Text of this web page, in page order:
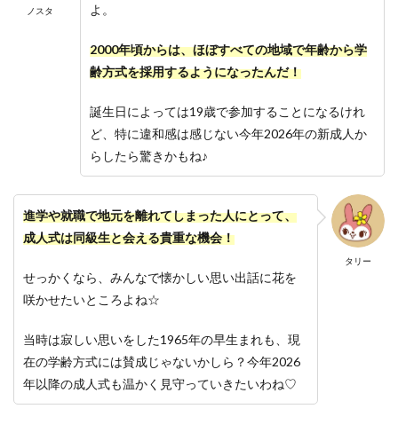
ノスタ
よ。
2000年頃からは、ほぼすべての地域で年齢から学
齢方式を採用するようになったんだ！
誕生日によっては19歳で参加することになるけれ
ど、特に違和感は感じない今年2026年の新成人か
らしたら驚きかもね♪
タリー
進学や就職で地元を離れてしまった人にとって、
成人式は同級生と会える貴重な機会！
せっかくなら、みんなで懐かしい思い出話に花を
咲かせたいところよね☆
当時は寂しい思いをした1965年の早生まれも、現
在の学齢方式には賛成じゃないかしら？今年2026
年以降の成人式も温かく見守っていきたいわね♡